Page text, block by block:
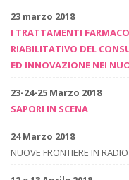
23 marzo 2018
I TRATTAMENTI
RIABILITATIVO DEL
ED INNOVAZIONE NEI
23-24-25 Marzo 2018
SAPORI IN SCENA
24 Marzo 2018
NUOVE FRONTIERE IN